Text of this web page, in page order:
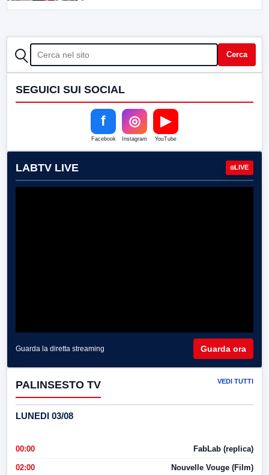
CERCA Cerca
SEGUICI SUI SOCIAL
f
Facebook
◎
Instagram
▶
YouTube
LABTV LIVE LIVE
Guarda la diretta streaming Guarda ora
PALINSESTO TV VEDI TUTTI
LUNEDI 03/08
00:00 FabLab (replica)
02:00 Nouvelle Vouge (Film)